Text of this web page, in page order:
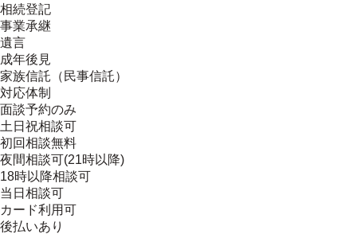
相続登記
事業承継
遺言
成年後見
家族信託（民事信託）
対応体制
面談予約のみ
土日祝相談可
初回相談無料
夜間相談可(21時以降)
18時以降相談可
当日相談可
カード利用可
後払いあり